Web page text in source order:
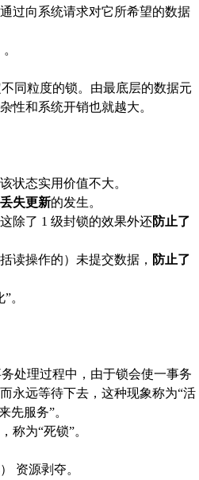
过向系统请求对它所希望的数据
同粒度的锁。由最底层的数据元
性和系统开销也就越大。
状态实用价值不大。
失更新的发生。
除了 1 级封锁的效果外还防止了
读操作的）未提交数据， 防止了
。
处理过程中，由于锁会使一事务
永远等待下去，这种现象称为“活
先服务”。
称为“死锁”。
资源剥夺。